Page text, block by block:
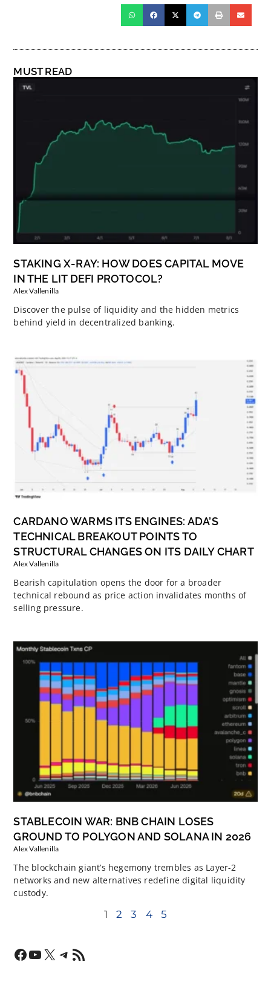
MUST READ
STAKING X-RAY: HOW DOES CAPITAL MOVE
IN THE LIT DEFI PROTOCOL?
Alex Vallenilla
Discover the pulse of liquidity and the hidden metrics
behind yield in decentralized banking.
CARDANO WARMS ITS ENGINES: ADA’S
TECHNICAL BREAKOUT POINTS TO
STRUCTURAL CHANGES ON ITS DAILY CHART
Alex Vallenilla
Bearish capitulation opens the door for a broader
technical rebound as price action invalidates months of
selling pressure.
STABLECOIN WAR: BNB CHAIN LOSES
GROUND TO POLYGON AND SOLANA IN 2026
Alex Vallenilla
The blockchain giant’s hegemony trembles as Layer-2
networks and new alternatives redefine digital liquidity
custody.
1 2 3 4 5